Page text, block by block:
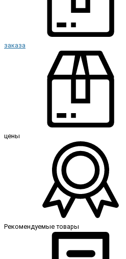
заказа
цены
Рекомендуемые товары